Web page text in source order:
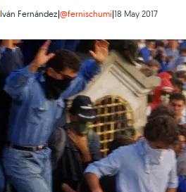
Iván Fernández|@fernischumi|18 May 2017